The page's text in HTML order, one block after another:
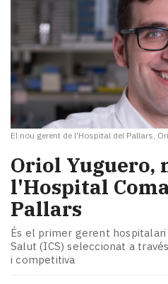
El nou gerent de l'Hospital del Pallars,
​Oriol Yuguero,
l'Hospital
Pallars
És el primer gerent
Salut (ICS) seleccionat a
i competitiva